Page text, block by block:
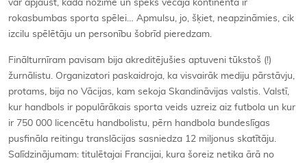
var apjaust, kāda nozīme un spēks vecajā kontinentā ir
rokasbumbas sporta spēlei… Apmulsu, jo, šķiet, neapzināmies, cik
izcilu spēlētāju un personību šobrīd pieredzam.
Finālturnīram pavisam bija akreditējušies aptuveni tūkstoš (!)
žurnālistu. Organizatori paskaidroja, ka visvairāk mediju pārstāvju,
protams, bija no Vācijas, kam sekoja Skandināvijas valstis. Valstī,
kur handbols ir populārākais sporta veids uzreiz aiz futbola un kur
ir 750 000 licencētu handbolistu, pērn handbola bundeslīgas
pusfināla reitingu translācijas sasniedza 12 miljonus skatītāju.
Salīdzinājumam: titulētajai Francijai, kura šoreiz netika ārā no